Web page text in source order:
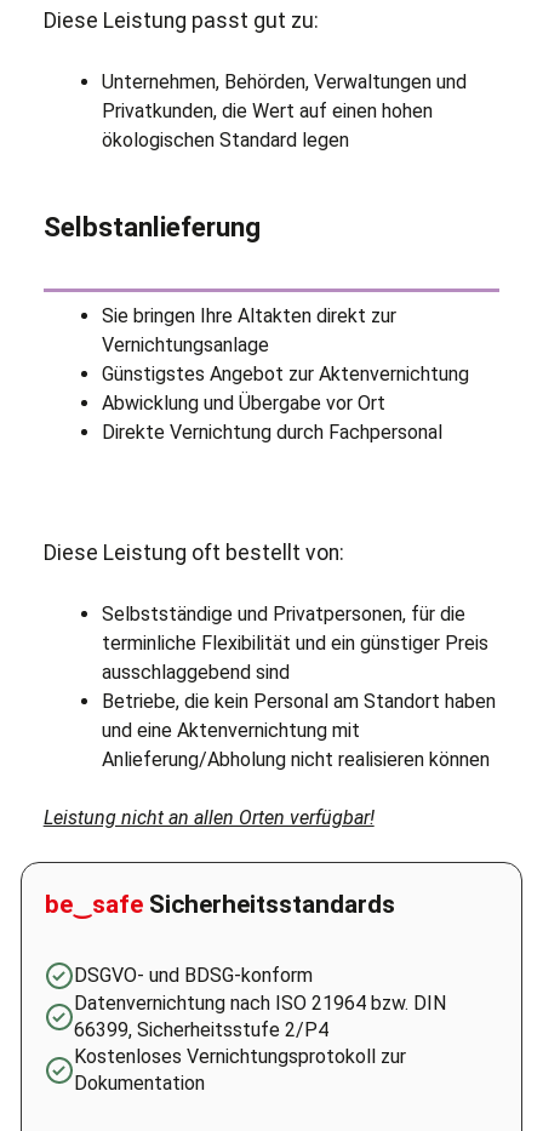
Diese Leistung passt gut zu:
Unternehmen, Behörden, Verwaltungen und
Privatkunden, die Wert auf einen hohen
ökologischen Standard legen
Selbstanlieferung
Sie bringen Ihre Altakten direkt zur
Vernichtungsanlage
Günstigstes Angebot zur Aktenvernichtung
Abwicklung und Übergabe vor Ort
Direkte Vernichtung durch Fachpersonal
Diese Leistung oft bestellt von:
Selbstständige und Privatpersonen, für die
terminliche Flexibilität und ein günstiger Preis
ausschlaggebend sind
Betriebe, die kein Personal am Standort haben
und eine Aktenvernichtung mit
Anlieferung/Abholung nicht realisieren können
Leistung nicht an allen Orten verfügbar!
be‿safeSicherheitsstandards
DSGVO- und BDSG-konform
Datenvernichtung nach ISO 21964 bzw. DIN
66399, Sicherheitsstufe 2/P4
Kostenloses Vernichtungsprotokoll zur
Dokumentation